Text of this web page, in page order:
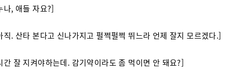
나, 애들 자요?]
직. 산타 본다고 신나가지고 펄쩍펄쩍 뛰느라 언제 잘지 모르겠다.]
간 잘 지켜야하는데. 감기약이라도 좀 먹이면 안 돼요?]